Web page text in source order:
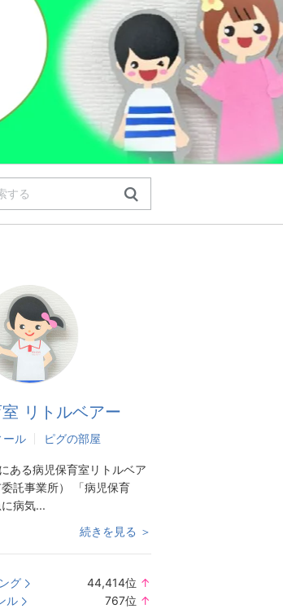
リトルベアー
ール ピグの部屋
ある病児保育室リトルベア
託事業所） 「病児保育
病気...
続きを見る ＞
グ 44,414位 ↑
ル 767位 ↑